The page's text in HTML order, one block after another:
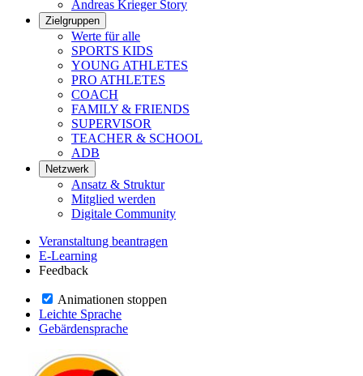
Andreas Krieger Story
Zielgruppen
Werte für alle
SPORTS KIDS
YOUNG ATHLETES
PRO ATHLETES
COACH
FAMILY & FRIENDS
SUPERVISOR
TEACHER & SCHOOL
ADB
Netzwerk
Ansatz & Struktur
Mitglied werden
Digitale Community
Veranstaltung beantragen
E-Learning
Feedback
Animationen stoppen
Leichte Sprache
Gebärdensprache